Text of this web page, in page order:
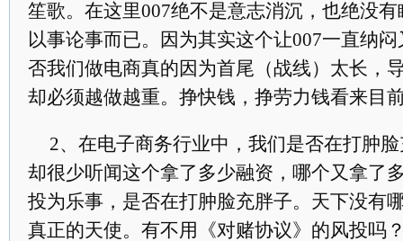
笙歌。在这里007绝不是意志消沉，也绝没
以事论事而已。因为其实这个让007一直纳
否我们做电商真的因为首尾（战线）太长，
却必须越做越重。挣快钱，挣劳力钱看来目
2、在电子商务行业中，我们是否在打肿
却很少听闻这个拿了多少融资，哪个又拿了
投为乐事，是否在打肿脸充胖子。天下没有
真正的天使。有不用《对赌协议》的风投吗